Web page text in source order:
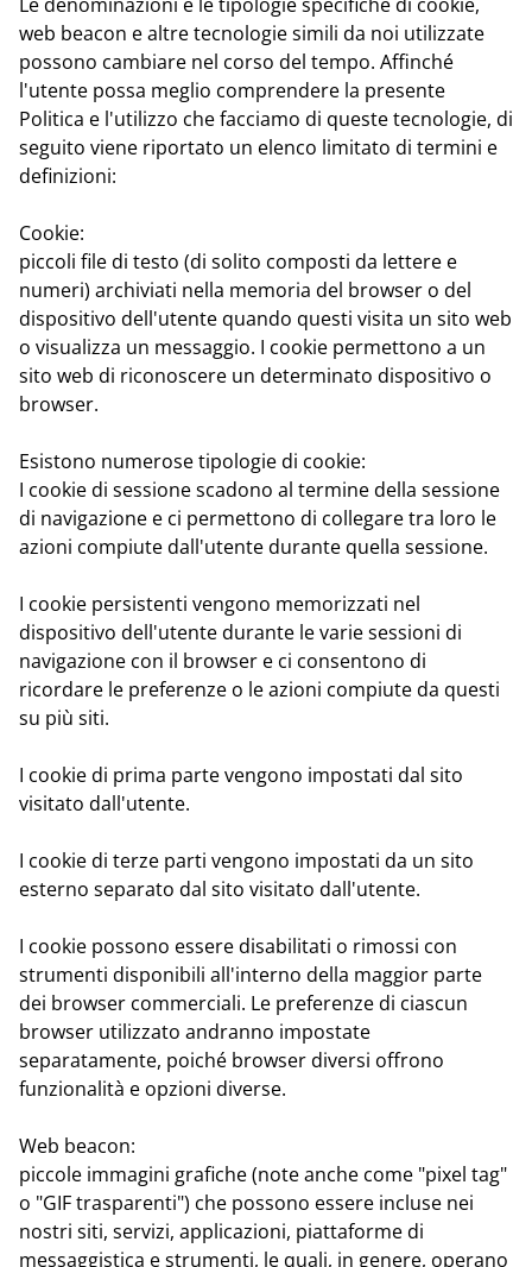
web beacon e altre tecnologie simili da noi utilizzate
possono cambiare nel corso del tempo. Affinché
l'utente possa meglio comprendere la presente
Politica e l'utilizzo che facciamo di queste tecnologie, di
seguito viene riportato un elenco limitato di termini e
definizioni:
Cookie:
piccoli file di testo (di solito composti da lettere e
numeri) archiviati nella memoria del browser o del
dispositivo dell'utente quando questi visita un sito web
o visualizza un messaggio. I cookie permettono a un
sito web di riconoscere un determinato dispositivo o
browser.
Esistono numerose tipologie di cookie:
I cookie di sessionescadono al termine della sessione
di navigazione e ci permettono di collegare tra loro le
azioni compiute dall'utente durante quella sessione.
I cookie persistenti vengono memorizzati nel
dispositivo dell'utente durante le varie sessioni di
navigazione con il browser e ci consentono di
ricordare le preferenze o le azioni compiute da questi
su più siti.
I cookie di prima partevengono impostati dal sito
visitato dall'utente.
I cookie di terze parti vengono impostati da un sito
esterno separato dal sito visitato dall'utente.
I cookie possono essere disabilitati o rimossi con
strumenti disponibili all'interno della maggior parte
dei browser commerciali. Le preferenze di ciascun
browser utilizzato andranno impostate
separatamente, poiché browser diversi offrono
funzionalità e opzioni diverse.
Web beacon:
piccole immagini grafiche (note anche come "pixel tag"
o "GIF trasparenti") che possono essere incluse nei
nostri siti, servizi, applicazioni, piattaforme di
messaggistica e strumenti, le quali, in genere, operano